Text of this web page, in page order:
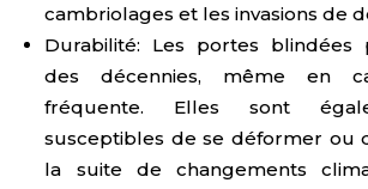
cambriolages et les invasions de
Durabilité: Les portes blindées
des décennies, même en
fréquente. Elles sont
susceptibles de se déformer ou
la suite de changements